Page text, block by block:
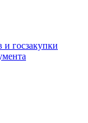
и госзакупки